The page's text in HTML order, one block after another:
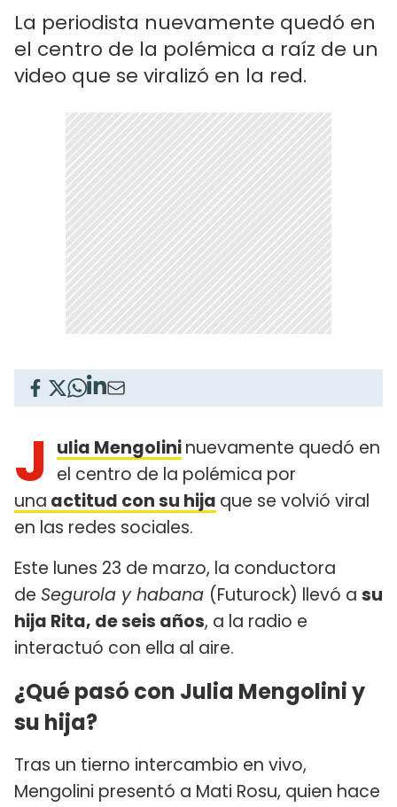
La periodista nuevamente quedó en
el centro de la polémica a raíz de un
video que se viralizó en la red.
J ulia Mengolininuevamente quedó en
el centro de la polémica por
una actitud con su hija que se volvió viral
en las redes sociales.
Este lunes 23 de marzo, la conductora
de Segurola y habana (Futurock) llevó a su
hija Rita, de seis años, a la radio e
interactuó con ella al aire.
¿Qué pasó con Julia Mengolini y
su hija?
Tras un tierno intercambio en vivo,
Mengolini presentó a Mati Rosu, quien hace